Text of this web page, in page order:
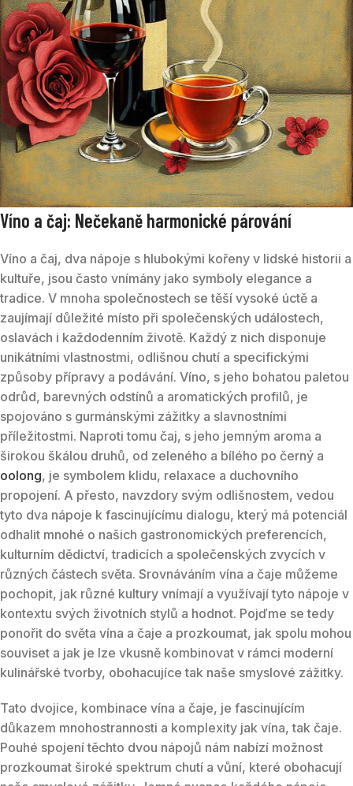
Víno a čaj: Nečekaně harmonické párování
Víno a čaj, dva nápoje s hlubokými kořeny v lidské historii a
kultuře, jsou často vnímány jako symboly elegance a
tradice. V mnoha společnostech se těší vysoké úctě a
zaujímají důležité místo při společenských událostech,
oslavách i každodenním životě. Každý z nich disponuje
unikátními vlastnostmi, odlišnou chutí a specifickými
způsoby přípravy a podávání. Víno, s jeho bohatou paletou
odrůd, barevných odstínů a aromatických profilů, je
spojováno s gurmánskými zážitky a slavnostními
příležitostmi. Naproti tomu čaj, s jeho jemným aroma a
širokou škálou druhů, od zeleného a bílého po černý a
oolong, je symbolem klidu, relaxace a duchovního
propojení. A přesto, navzdory svým odlišnostem, vedou
tyto dva nápoje k fascinujícímu dialogu, který má potenciál
odhalit mnohé o našich gastronomických preferencích,
kulturním dědictví, tradicích a společenských zvycích v
různých částech světa. Srovnáváním vína a čaje můžeme
pochopit, jak různé kultury vnímají a využívají tyto nápoje v
kontextu svých životních stylů a hodnot. Pojďme se tedy
ponořit do světa vína a čaje a prozkoumat, jak spolu mohou
souviset a jak je lze vkusně kombinovat v rámci moderní
kulinářské tvorby, obohacujíce tak naše smyslové zážitky.
Tato dvojice, kombinace vína a čaje, je fascinujícím
důkazem mnohostrannosti a komplexity jak vína, tak čaje.
Pouhé spojení těchto dvou nápojů nám nabízí možnost
prozkoumat široké spektrum chutí a vůní, které obohacují